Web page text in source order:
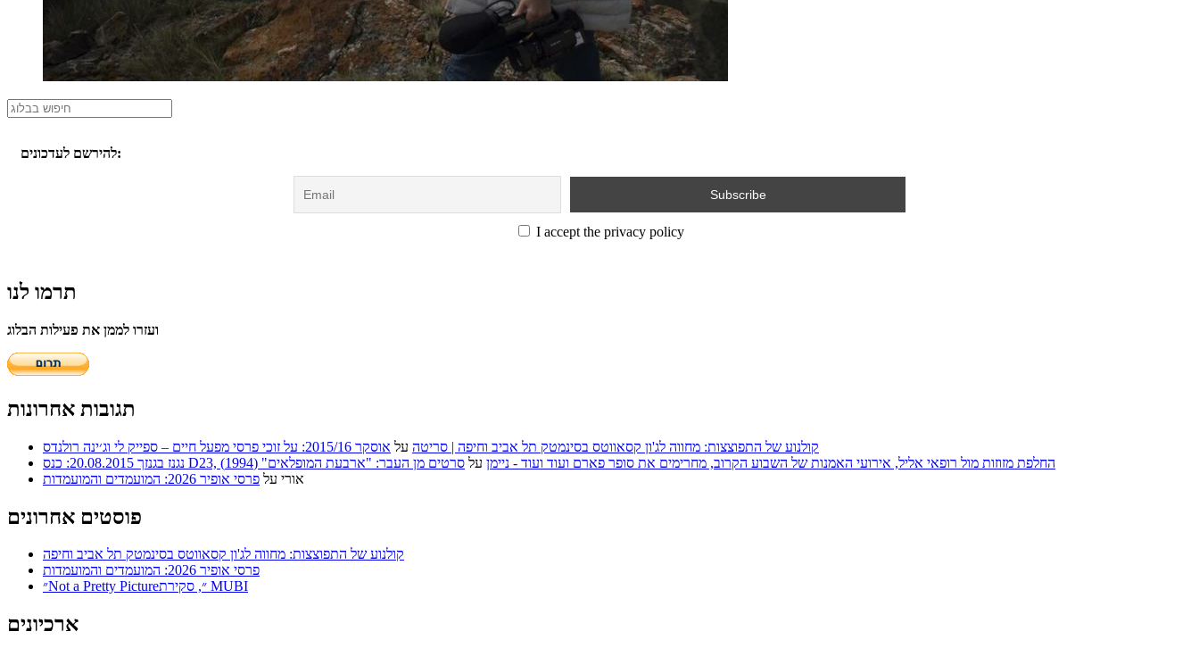
להירשם לעדכונים:
I accept the privacy policy
תרמו לנו
ועזרו לממן את פעילות הבלוג
תגובות אחרונות
קולנוע של התפוצצות: מחווה לג'ון קסאווטס בסינמטק תל אביב וחיפה | סריטה על אוסקר 2015/16: על זוכי פרסי מפעל חיים – ספייק לי וג׳ינה רולנדס
נגנז בגנזך 20.08.2015: כנס D23, החלפת מזוזות מול רופאי אליל, אירועי האמנות של השבוע הקרוב, מחרימים את סופר פארם ועוד ועוד - ניימן על סרטים מן העבר: "ארבעת המופלאים" (1994)
אורי על פרסי אופיר 2026: המועמדים והמועמדות
פוסטים אחרונים
קולנוע של התפוצצות: מחווה לג'ון קסאווטס בסינמטק תל אביב וחיפה
פרסי אופיר 2026: המועמדים והמועמדות
״Not a Pretty Picture״, סקירת MUBI
ארכיונים